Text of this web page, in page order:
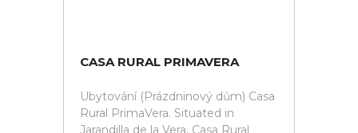
CASA RURAL PRIMAVERA
Ubytování (Prázdninový dům) Casa
Rural PrimaVera. Situated in
Jarandilla de la Vera, Casa Rural